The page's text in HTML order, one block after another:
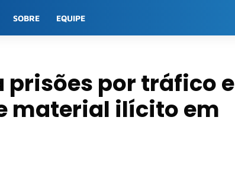
SOBRE EQUIPE
prisões por tráfico e
material ilícito em